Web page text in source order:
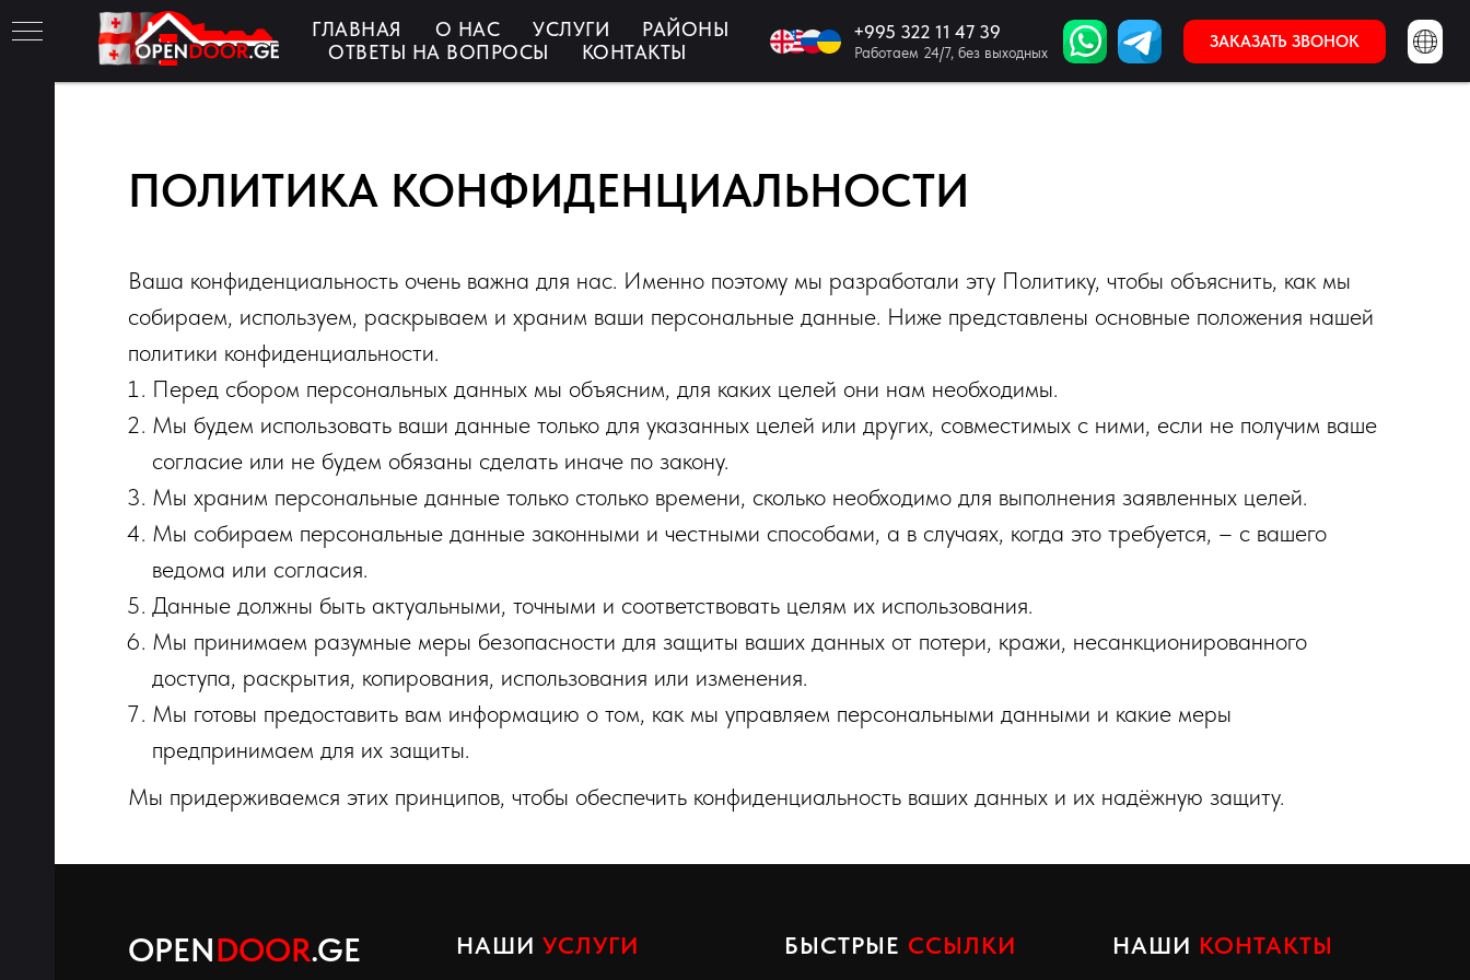
ГЛАВНАЯ О НАС УСЛУГИ
РАЙОНЫ
ОТВЕТЫ НА ВОПРОСЫ
КОНТАКТЫ KA/EN/RU: +995 322 11 47 39 ЗАКАЗАТЬ ЗВОНОК
ЗАКАЗАТЬ ЗВОНОК
+995 322 11 47 39
Работаем 24/7, без выходных
ПОЛИТИКА КОНФИДЕНЦИАЛЬНОСТИ
Ваша конфиденциальность очень важна для нас. Именно поэтому мы разработали эту Политику, чтобы объяснить, как мы
собираем, используем, раскрываем и храним ваши персональные данные. Ниже представлены основные положения нашей
политики конфиденциальности.
Перед сбором персональных данных мы объясним, для каких целей они нам необходимы.
Мы будем использовать ваши данные только для указанных целей или других, совместимых с ними, если не получим ваше
согласие или не будем обязаны сделать иначе по закону.
Мы храним персональные данные только столько времени, сколько необходимо для выполнения заявленных целей.
Мы собираем персональные данные законными и честными способами, а в случаях, когда это требуется, – с вашего
ведома или согласия.
Данные должны быть актуальными, точными и соответствовать целям их использования.
Мы принимаем разумные меры безопасности для защиты ваших данных от потери, кражи, несанкционированного
доступа, раскрытия, копирования, использования или изменения.
Мы готовы предоставить вам информацию о том, как мы управляем персональными данными и какие меры
предпринимаем для их защиты.
Мы придерживаемся этих принципов, чтобы обеспечить конфиденциальность ваших данных и их надёжную защиту.
OPENDOOR.GE НАШИ УСЛУГИ БЫСТРЫЕ ССЫЛКИ НАШИ КОНТАКТЫ